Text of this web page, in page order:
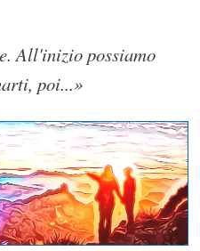
All'inizio possiamo
poi...»